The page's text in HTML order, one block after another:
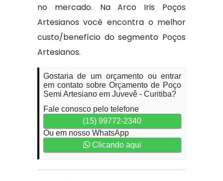
no mercado. Na Arco Iris Poços
Artesianos você encontra o melhor
custo/benefício do segmento Poços
Artesianos.
Gostaria de um orçamento ou entrar
em contato sobre Orçamento de Poço
Semi Artesiano em Juvevê - Curitiba?
Fale conosco pelo telefone
(15) 99772-2340
Ou em nosso WhatsApp
Clicando aqui